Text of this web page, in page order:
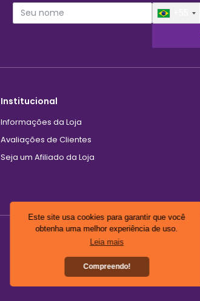
Este site usa cookies para garantir que você
obtenha uma melhor experiência de uso.
Leia mais
Compreendo!
Institucional
Informações da Loja
Avaliações de Clientes
Seja um Afiliado da Loja